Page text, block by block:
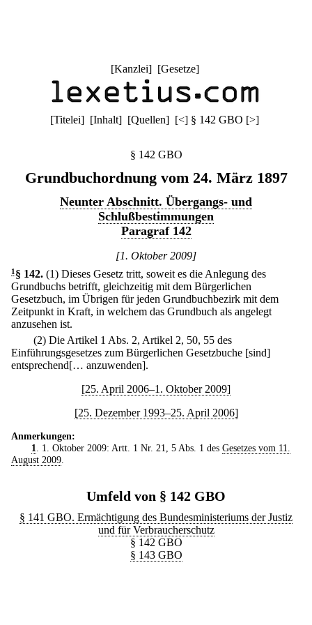
[Kanzlei] [Gesetze]
[Titelei] [Inhalt] [Quellen] [<] § 142 GBO [>]
§ 142 GBO
Grundbuchordnung vom 24. März 1897
Neunter Abschnitt. Übergangs- und
Schlußbestimmungen
Paragraf 142
[1. Oktober 2009]
1 § 142. (1) Dieses Gesetz tritt, soweit es die Anlegung des
Grundbuchs betrifft, gleichzeitig mit dem Bürgerlichen
Gesetzbuch, im Übrigen für jeden Grundbuchbezirk mit dem
Zeitpunkt in Kraft, in welchem das Grundbuch als angelegt
anzusehen ist.
(2) Die Artikel 1 Abs. 2, Artikel 2, 50, 55 des
Einführungsgesetzes zum Bürgerlichen Gesetzbuche [sind]
entsprechend[… anzuwenden].
[25. April 2006–1. Oktober 2009]
[25. Dezember 1993–25. April 2006]
Anmerkungen:
1. 1. Oktober 2009: Artt. 1 Nr. 21, 5 Abs. 1 des Gesetzes vom 11.
August 2009.
Umfeld von § 142 GBO
§ 141 GBO. Ermächtigung des Bundesministeriums der Justiz
und für Verbraucherschutz
§ 142 GBO
§ 143 GBO